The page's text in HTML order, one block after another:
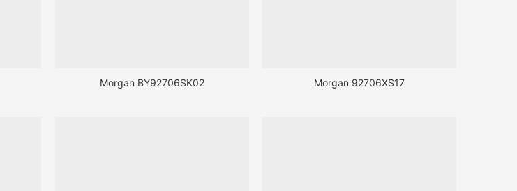
Morgan BY92706SK02 Morgan 92706XS17